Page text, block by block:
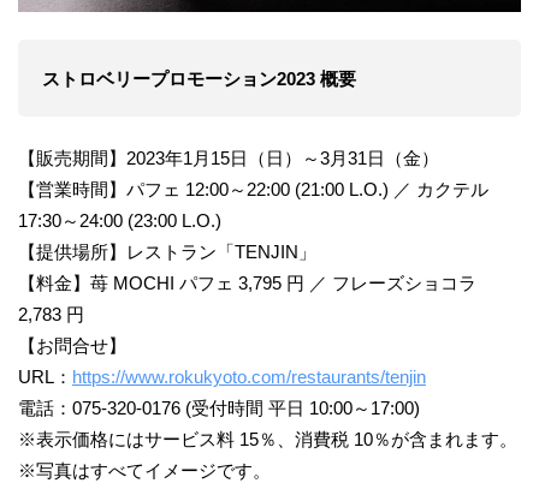
ストロベリープロモーション2023 概要
【販売期間】2023年1月15日（日）～3月31日（金）
【営業時間】パフェ 12:00～22:00 (21:00 L.O.) ／ カクテル
17:30～24:00 (23:00 L.O.)
【提供場所】レストラン「TENJIN」
【料金】苺 MOCHI パフェ 3,795 円 ／ フレーズショコラ
2,783 円
【お問合せ】
URL： https://www.rokukyoto.com/restaurants/tenjin
電話：075-320-0176 (受付時間 平日 10:00～17:00)
※表示価格にはサービス料 15％、消費税 10％が含まれます。
※写真はすべてイメージです。